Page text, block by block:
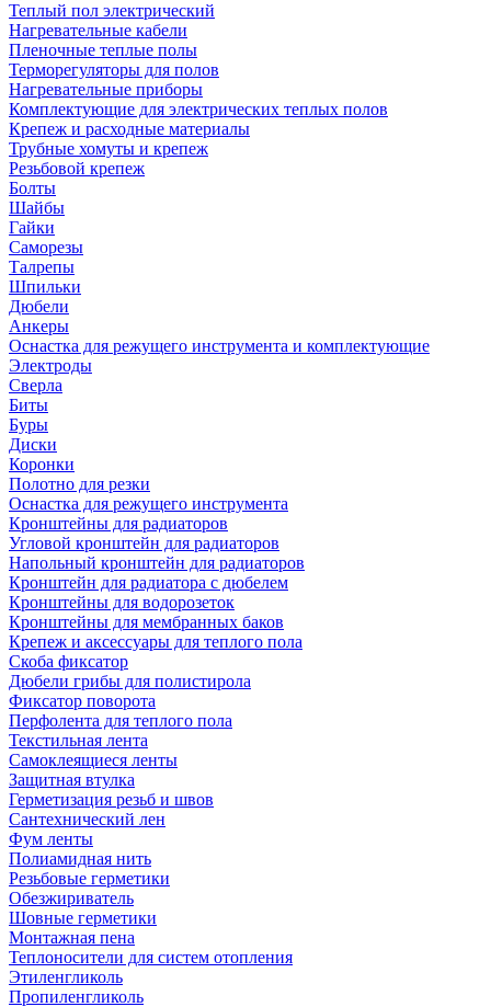
Теплый пол электрический
Нагревательные кабели
Пленочные теплые полы
Терморегуляторы для полов
Нагревательные приборы
Комплектующие для электрических теплых полов
Крепеж и расходные материалы
Трубные хомуты и крепеж
Резьбовой крепеж
Болты
Шайбы
Гайки
Саморезы
Талрепы
Шпильки
Дюбели
Анкеры
Оснастка для режущего инструмента и комплектующие
Электроды
Сверла
Биты
Буры
Диски
Коронки
Полотно для резки
Оснастка для режущего инструмента
Кронштейны для радиаторов
Угловой кронштейн для радиаторов
Напольный кронштейн для радиаторов
Кронштейн для радиатора с дюбелем
Кронштейны для водорозеток
Кронштейны для мембранных баков
Крепеж и аксессуары для теплого пола
Скоба фиксатор
Дюбели грибы для полистирола
Фиксатор поворота
Перфолента для теплого пола
Текстильная лента
Самоклеящиеся ленты
Защитная втулка
Герметизация резьб и швов
Сантехнический лен
Фум ленты
Полиамидная нить
Резьбовые герметики
Обезжириватель
Шовные герметики
Монтажная пена
Теплоносители для систем отопления
Этиленгликоль
Пропиленгликоль